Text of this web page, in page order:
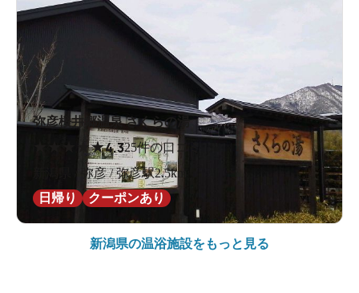
弥彦桜井郷温泉 さくらの湯
★★4.325件の口コミ
新潟県 / 弥彦 / 弥彦駅2.5km
日帰り
クーポンあり
新潟県の温浴施設をもっと見る